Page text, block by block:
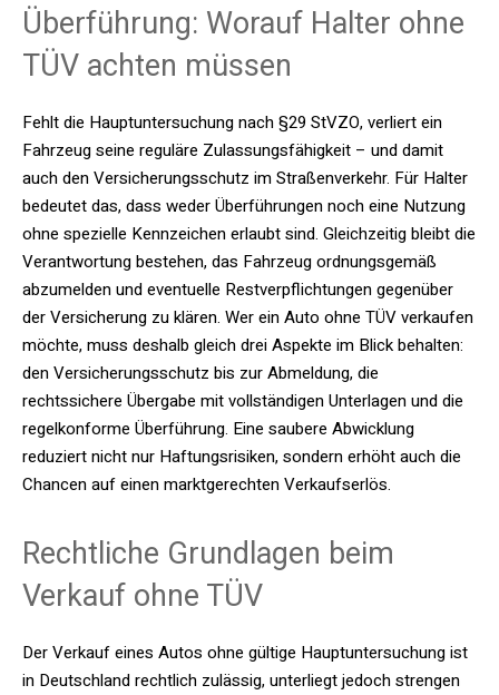
Überführung: Worauf Halter ohne
TÜV achten müssen
Fehlt die Hauptuntersuchung nach §29 StVZO, verliert ein
Fahrzeug seine reguläre Zulassungsfähigkeit – und damit
auch den Versicherungsschutz im Straßenverkehr. Für Halter
bedeutet das, dass weder Überführungen noch eine Nutzung
ohne spezielle Kennzeichen erlaubt sind. Gleichzeitig bleibt die
Verantwortung bestehen, das Fahrzeug ordnungsgemäß
abzumelden und eventuelle Restverpflichtungen gegenüber
der Versicherung zu klären. Wer ein Auto ohne TÜV verkaufen
möchte, muss deshalb gleich drei Aspekte im Blick behalten:
den Versicherungsschutz bis zur Abmeldung, die
rechtssichere Übergabe mit vollständigen Unterlagen und die
regelkonforme Überführung. Eine saubere Abwicklung
reduziert nicht nur Haftungsrisiken, sondern erhöht auch die
Chancen auf einen marktgerechten Verkaufserlös.
Rechtliche Grundlagen beim
Verkauf ohne TÜV
Der Verkauf eines Autos ohne gültige Hauptuntersuchung ist
in Deutschland rechtlich zulässig, unterliegt jedoch strengen